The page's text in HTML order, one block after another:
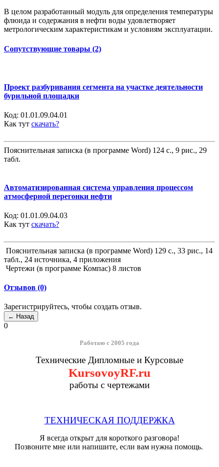
В целом разработанный модуль для определения температуры
флюида и содержания в нефти воды удовлетворяет
метрологическим характеристикам и условиям эксплуатации.
Сопутствующие товары (2)
Проект разбуривания сегмента на участке деятельности
бурильной площадки
Код: 01.01.09.04.01
Как тут скачать?
Пояснительная записка (в программе Word) 124 с., 9 рис., 29
табл.
Автоматизированная система управления процессом
атмосферной перегонки нефти
Код: 01.01.09.04.03
Как тут скачать?
Пояснительная записка (в программе Word) 129 с., 33 рис., 14
табл., 24 источника, 4 приложения
Чертежи (в программе Компас) 8 листов
Отзывов (0)
Зарегистрируйтесь, чтобы создать отзыв.
0
Работаю с 2005 года
Технические Дипломные и Курсовые
KursovoyRF.ru
работы с чертежами
ТЕХНИЧЕСКАЯ ПОДДЕРЖКА
Я всегда открыт для короткого разговора!
Позвоните мне или напишите, если вам нужна помощь.